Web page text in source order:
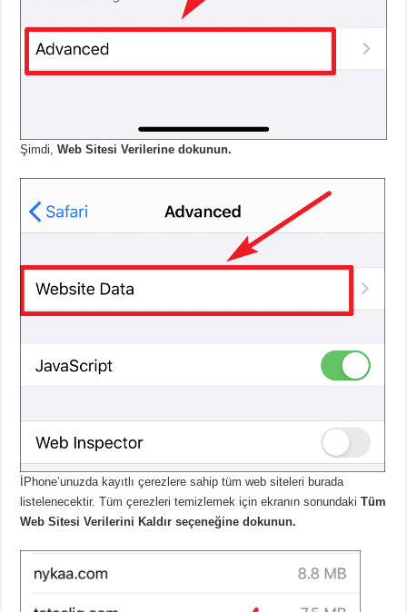
Şimdi,Web Sitesi Verilerine dokunun.
İPhone’unuzda kayıtlı çerezlere sahip tüm web siteleri burada
listelenecektir. Tüm çerezleri temizlemek için ekranın sonundakiTüm
Web Sitesi Verilerini Kaldır seçeneğine dokunun.